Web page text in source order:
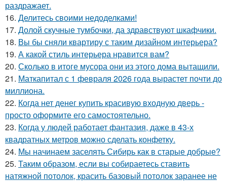
раздражает.
16. Делитесь своими недоделками!
17. Долой скучные тумбочки, да здравствуют шкафчики.
18. Вы бы сняли квартиру с таким дизайном интерьера?
19. А какой стиль интерьера нравится вам?
20. Сколько в итоге мусора они из этого дома вытащили.
21. Маткапитал с 1 февраля 2026 года вырастет почти до
миллиона.
22. Когда нет денег купить красивую входную дверь -
просто оформите его самостоятельно.
23. Когда у людей работает фантазия, даже в 43-х
квадратных метров можно сделать конфетку.
24. Мы начинаем заселять Сибирь как в старые добрые?
25. Таким образом, если вы собираетесь ставить
натяжной потолок, красить базовый потолок заранее не